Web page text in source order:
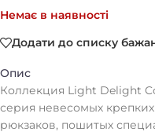
Немає в наявності
Додати до списку
Опис
Коллекция Light Delight
серия невесомых
рюкзаков, пошитых